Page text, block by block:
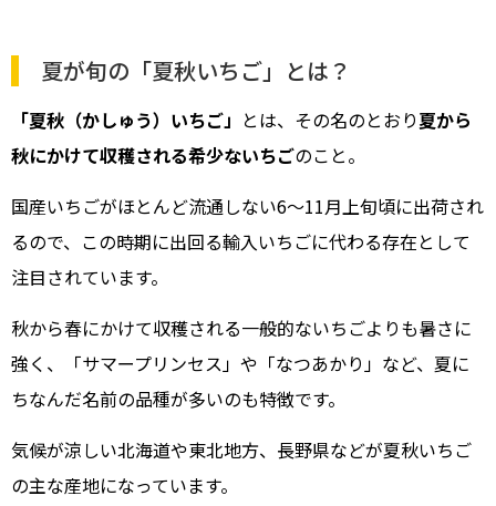
夏が旬の「夏秋いちご」とは？
「夏秋（かしゅう）いちご」 とは、その名のとおり夏から
秋にかけて収穫される希少ないちごのこと。
国産いちごがほとんど流通しない6～11月上旬頃に出荷され
るので、この時期に出回る輸入いちごに代わる存在として
注目されています。
秋から春にかけて収穫される一般的ないちごよりも暑さに
強く、「サマープリンセス」や「なつあかり」など、夏に
ちなんだ名前の品種が多いのも特徴です。
気候が涼しい北海道や東北地方、長野県などが夏秋いちご
の主な産地になっています。